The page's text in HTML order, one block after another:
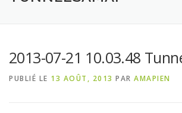
PANIER DE LA SEMAINE
2013-07-21 10.03.48
PUBLIÉ LE 13 AOÛT, 2013 PAR AMAPIEN